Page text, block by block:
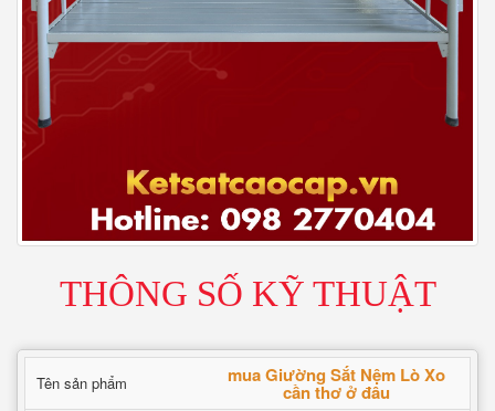
THÔNG SỐ KỸ THUẬT
Tên sản phẩm mua Giường Sắt Nệm Lò Xo
cần thơ ở đâu